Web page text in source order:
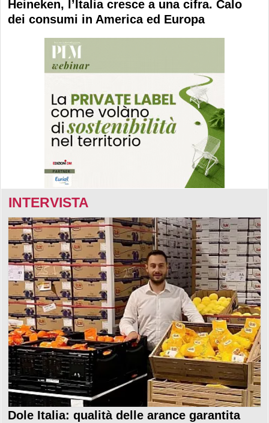
Heineken, l’Italia cresce a una cifra. Calo
dei consumi in America ed Europa
INTERVISTA
Dole Italia: qualità delle arance garantita